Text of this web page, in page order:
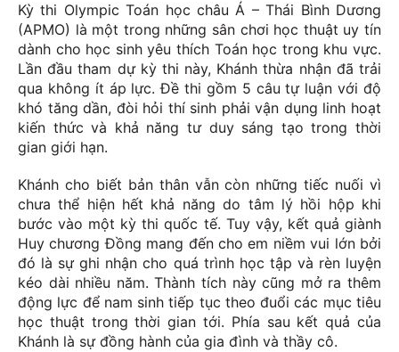
Kỳ thi Olympic Toán học châu Á – Thái Bình Dương
(APMO) là một trong những sân chơi học thuật uy tín
dành cho học sinh yêu thích Toán học trong khu vực.
Lần đầu tham dự kỳ thi này, Khánh thừa nhận đã trải
qua không ít áp lực. Đề thi gồm 5 câu tự luận với độ
khó tăng dần, đòi hỏi thí sinh phải vận dụng linh hoạt
kiến thức và khả năng tư duy sáng tạo trong thời
gian giới hạn.
Khánh cho biết bản thân vẫn còn những tiếc nuối vì
chưa thể hiện hết khả năng do tâm lý hồi hộp khi
bước vào một kỳ thi quốc tế. Tuy vậy, kết quả giành
Huy chương Đồng mang đến cho em niềm vui lớn bởi
đó là sự ghi nhận cho quá trình học tập và rèn luyện
kéo dài nhiều năm. Thành tích này cũng mở ra thêm
động lực để nam sinh tiếp tục theo đuổi các mục tiêu
học thuật trong thời gian tới. Phía sau kết quả của
Khánh là sự đồng hành của gia đình và thầy cô.